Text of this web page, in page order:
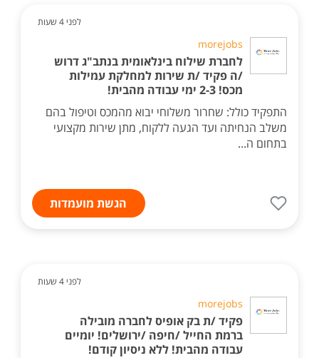
לפני 4 שעות
morejobs
לחברת שילוח בינלאומית בנתב"ג דרוש
/ה פקיד /ת שירות למחלקת עמילות
מכס! 2-3 ימי עבודה מהבית!
התפקיד כולל: שחרור משלוחי יבוא מהמכס וטיפול בהם
משלב הנחיתה ועד הגעה ללקוח, מתן שירות מקצועי
בתחום ה...
הגשת מועמדות
לפני 4 שעות
morejobs
פקיד /ת בק אופיס לחברה מובילה
ברמת החייל /חיפה /ירושלים! יומיים
עבודה מהבית! ללא ניסיון קודם!